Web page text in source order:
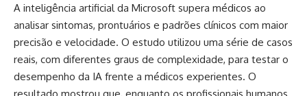
A inteligência artificial da Microsoft supera médicos ao
analisar sintomas, prontuários e padrões clínicos com maior
precisão e velocidade. O estudo utilizou uma série de casos
reais, com diferentes graus de complexidade, para testar o
desempenho da IA frente a médicos experientes. O